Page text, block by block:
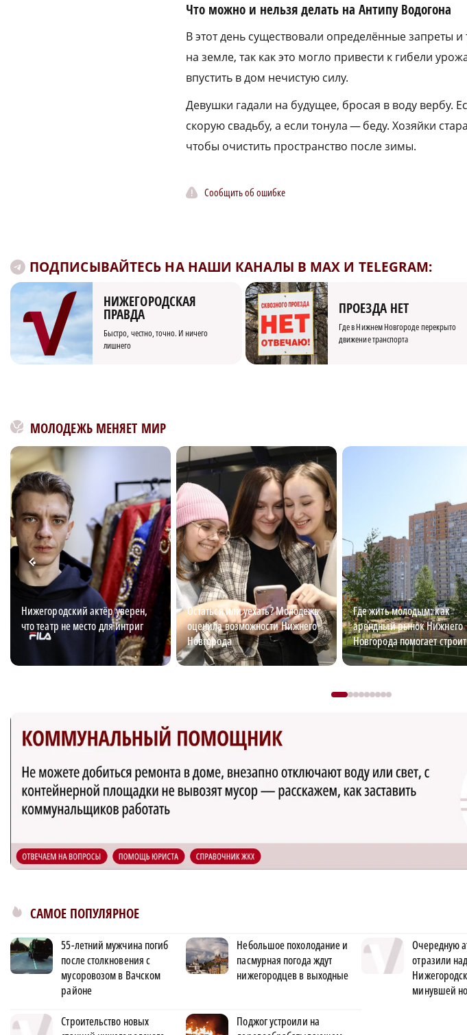
Что можно и нельзя делать на Антипу Водогона
В этот день существовали определённые запреты
на земле, так как это могло привести к гибели
впустить в дом нечистую силу.
Девушки гадали на будущее, бросая в воду вербу.
скорую свадьбу, а если тонула — беду. Хозяйки
чтобы очистить пространство после зимы.
Сообщить об ошибке
ПОДПИСЫВАЙТЕСЬ НА НАШИ КАНАЛЫ В MAX И TELEGRAM:
НИЖЕГОРОДСКАЯ
ПРАВДА
Быстро, честно, точно. И ничего
лишнего
ПРОЕЗДА НЕТ
Где в Нижнем Новгороде перекрыто
движение транспорта
МОЛОДЕЖЬ МЕНЯЕТ МИР
Нижегородский актёр уверен,
что театр не место для интриг
Остаться или уехать? Молодежь
оценила возможности Нижнего
Новгорода
Где жить молодым: как
арендный рынок Нижнего
Новгорода помогает
карьеру
САМОЕ ПОПУЛЯРНОЕ
55-летний мужчина погиб
после столкновения с
мусоровозом в Вачском
районе
Небольшое похолодание и
пасмурная погода ждут
нижегородцев в выходные
Очередную
отразили над
минувшей
Строительство новых
Поджог устроили на